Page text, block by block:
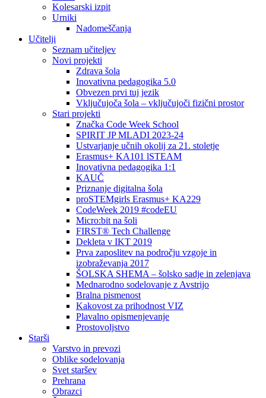
Kolesarski izpit
Urniki
Nadomeščanja
Učitelji
Seznam učiteljev
Novi projekti
Zdrava šola
Inovativna pedagogika 5.0
Obvezen prvi tuj jezik
Vključujoča šola – vključujoči fizični prostor
Stari projekti
Značka Code Week School
SPIRIT JP MLADI 2023-24
Ustvarjanje učnih okolij za 21. stoletje
Erasmus+ KA101 lSTEAM
Inovativna pedagogika 1:1
KAUČ
Priznanje digitalna šola
proSTEMgirls Erasmus+ KA229
CodeWeek 2019 #codeEU
Micro:bit na šoli
FIRST® Tech Challenge
Dekleta v IKT 2019
Prva zaposlitev na področju vzgoje in
izobraževanja 2017
ŠOLSKA SHEMA – šolsko sadje in zelenjava
Mednarodno sodelovanje z Avstrijo
Bralna pismenost
Kakovost za prihodnost VIZ
Plavalno opismenjevanje
Prostovoljstvo
Starši
Varstvo in prevozi
Oblike sodelovanja
Svet staršev
Prehrana
Obrazci